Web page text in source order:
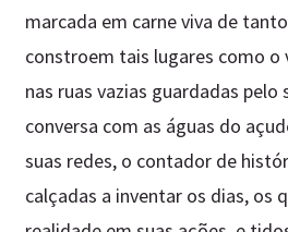
marcada em carne viva de
constroem tais lugares como o
nas ruas vazias guardadas pelo
conversa com as águas do
suas redes, o contador de
calçadas a inventar os dias, os